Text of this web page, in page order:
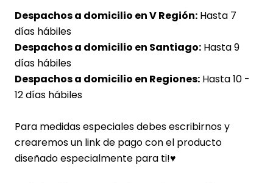
Despachos a domicilio en V Región: Hasta 7
días hábiles
Despachos a domicilio en Santiago: Hasta 9
días hábiles
Despachos a domicilio en Regiones: Hasta 10 -
12 días hábiles
Para medidas especiales debes escribirnos y
crearemos un link de pago con el producto
diseñado especialmente para ti!♥